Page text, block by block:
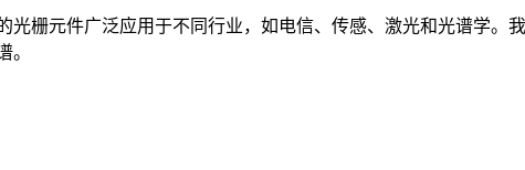
栅元件广泛应用于不同行业，如电信、传感、激光和光谱学。
。